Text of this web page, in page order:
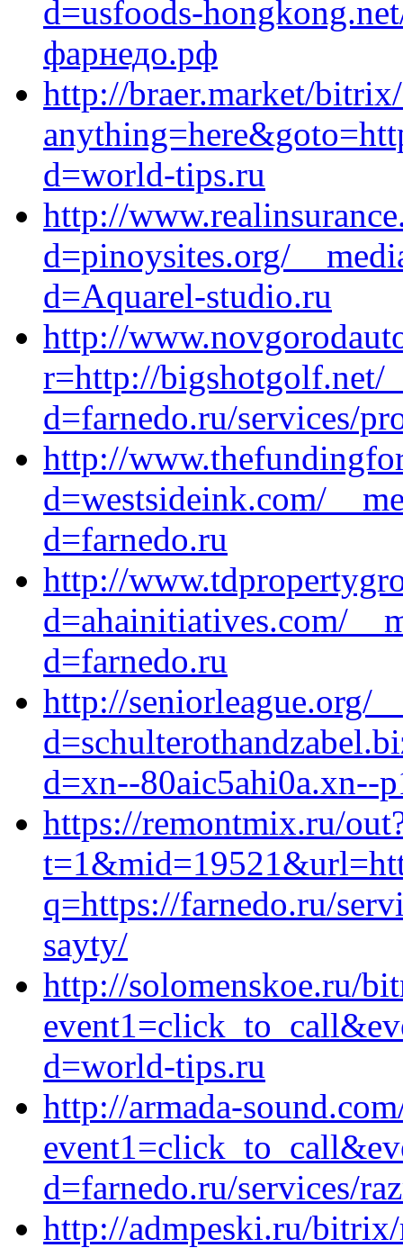
d=usfoods-
фарнедо.рф
http://braer.market/
d=world-tips.ru
http://
d=pinoysites.org/
d=Aquarel-studio.ru
http://
r=http://bigshotgolf.net/
d=farnedo.ru/services/
http://
d=westsideink.com/
d=farnedo.ru
http://
d=ahainitiatives.com/
d=farnedo.ru
http://seniorleague.org/
d=xn--80aic5ahi0a.xn--
https://remontmix.ru/
q=https://farnedo.ru/
sayty/
http://solomenskoe.ru/
d=world-tips.ru
http://armada-
d=farnedo.ru/services/
http://admpeski.ru/